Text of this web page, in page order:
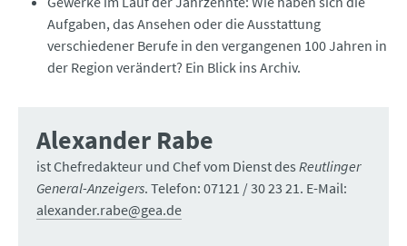
Aufgaben, das Ansehen oder die Ausstattung
verschiedener Berufe in den vergangenen 100 Jahren in
der Region verändert? Ein Blick ins Archiv.
Alexander Rabe
ist Chefredakteur und Chef vom Dienst des Reutlinger
General-Anzeigers. Telefon: 07121 / 30 23 21. E-Mail:
alexander.rabe@gea.de